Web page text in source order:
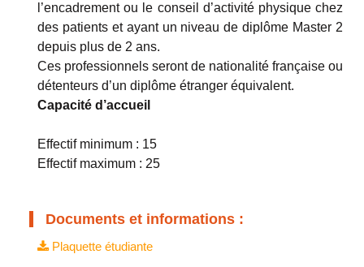
l’encadrement ou le conseil d’activité physique chez
des patients et ayant un niveau de diplôme Master 2
depuis plus de 2 ans.
Ces professionnels seront de nationalité française ou
détenteurs d’un diplôme étranger équivalent.
Capacité d’accueil
Effectif minimum : 15
Effectif maximum : 25
Documents et informations :
Plaquette étudiante